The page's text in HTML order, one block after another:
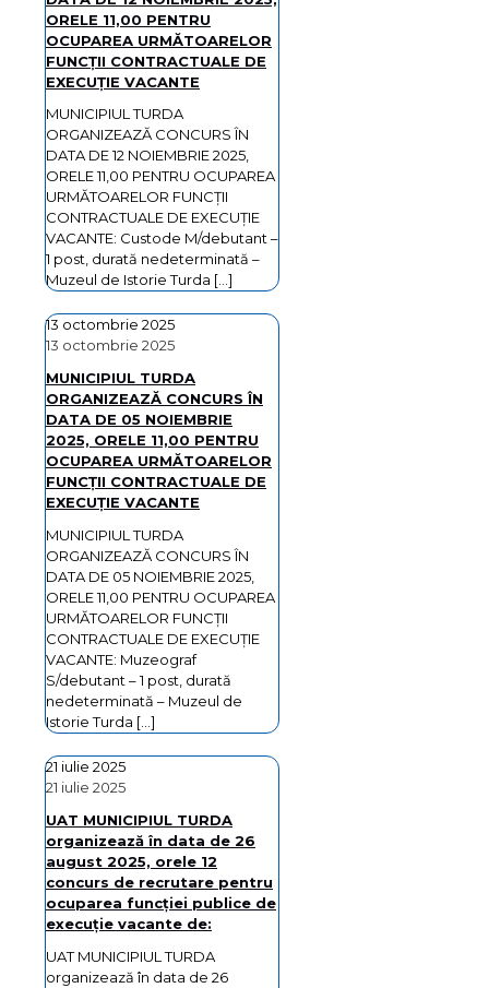
ORELE 11,00 PENTRU
OCUPAREA URMĂTOARELOR
FUNCȚII CONTRACTUALE DE
EXECUȚIE VACANTE
MUNICIPIUL TURDA
ORGANIZEAZĂ CONCURS ÎN
DATA DE 12 NOIEMBRIE 2025,
ORELE 11,00 PENTRU OCUPAREA
URMĂTOARELOR FUNCȚII
CONTRACTUALE DE EXECUȚIE
VACANTE: Custode M/debutant –
1 post, durată nedeterminată –
Muzeul de Istorie Turda […]
13 octombrie 2025
13 octombrie 2025
MUNICIPIUL TURDA
ORGANIZEAZĂ CONCURS ÎN
DATA DE 05 NOIEMBRIE
2025, ORELE 11,00 PENTRU
OCUPAREA URMĂTOARELOR
FUNCȚII CONTRACTUALE DE
EXECUȚIE VACANTE
MUNICIPIUL TURDA
ORGANIZEAZĂ CONCURS ÎN
DATA DE 05 NOIEMBRIE 2025,
ORELE 11,00 PENTRU OCUPAREA
URMĂTOARELOR FUNCȚII
CONTRACTUALE DE EXECUȚIE
VACANTE: Muzeograf
S/debutant – 1 post, durată
nedeterminată – Muzeul de
Istorie Turda […]
21 iulie 2025
21 iulie 2025
UAT MUNICIPIUL TURDA
organizează în data de 26
august 2025, orele 12
concurs de recrutare pentru
ocuparea funcţiei publice de
execuţie vacante de:
UAT MUNICIPIUL TURDA
organizează în data de 26